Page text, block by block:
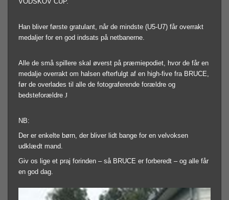
Han bliver første gratulant, når de mindste (U5-U7) får overrakt
medaljer for en god indsats på netbanerne.
Alle de små spillere skal øverst på præmiepodiet, hvor de får en
medalje overrakt om halsen efterfulgt af en high-five fra BRUCE,
før de overlades til alle de fotograferende forældre og
bedsteforældre J
NB:
Der er enkelte børn, der bliver lidt bange for en velvoksen
udklædt mand.
Giv os lige et praj forinden – så BRUCE er forberedt – og alle får
en god dag.